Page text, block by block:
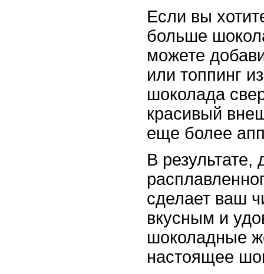
Если вы
больше
можете
или топпинг
шоколада
красивый
еще более
В результате,
сделает ваш
вкусным и
шоколадные
настоящее